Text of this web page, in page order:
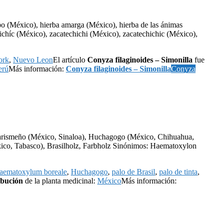
hierba amarga (México), hierba de las ánimas
(México), zacatechichi (México), zacatechichic (México),
, Nuevo LeonEl artículo Conyza filaginoides – Simonilla fue
Más información: Conyza filaginoides – SimonillaConyza
(México, Sinaloa), Huchagogo (México, Chihuahua,
Tabasco), Brasilholz, Farbholz Sinónimos: Haematoxylon
boreale, Huchagogo, palo de Brasil, palo de tinta,
de la planta medicinal: MéxicoMás información: